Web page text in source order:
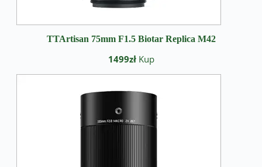
TTArtisan 75mm F1.5 Biotar Replica M42
1499zł Kup